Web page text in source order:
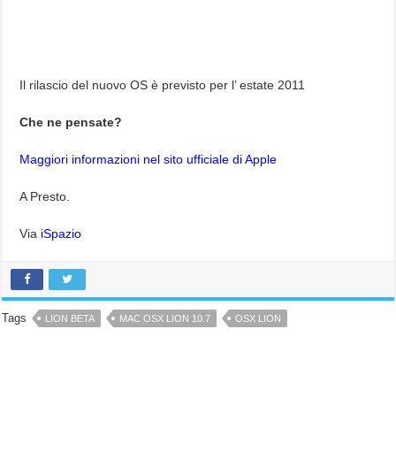
Il rilascio del nuovo OS è previsto per l’ estate 2011
Che ne pensate?
Maggiori informazioni nel sito ufficiale di Apple
A Presto.
Via iSpazio
Tags LION BETA MAC OSX LION 10.7 OSX LION